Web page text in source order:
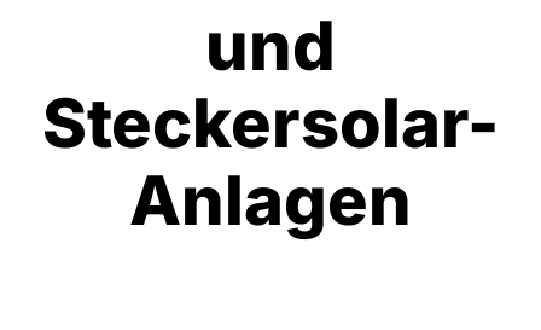
und
Steckersolar-
Anlagen